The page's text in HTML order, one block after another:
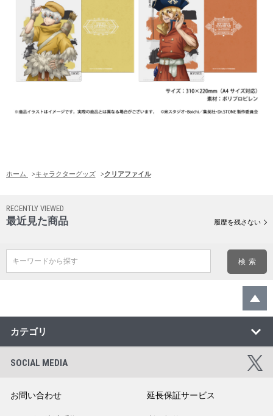
ホーム >キャラクターグッズ >クリアファイル
RECENTLY VIEWED
最近見た商品 履歴を残さない
キーワードから探す
カテゴリ
SOCIAL MEDIA
お問い合わせ 延長保証サービス